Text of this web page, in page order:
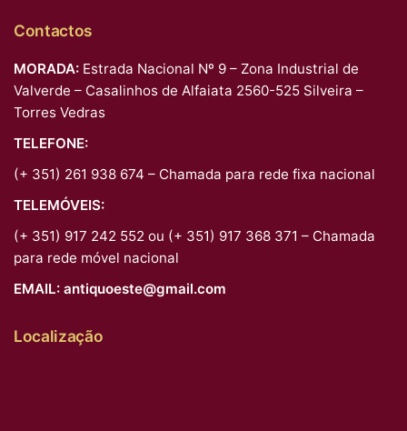
Contactos
MORADA: Estrada Nacional Nº 9 – Zona Industrial de
Valverde – Casalinhos de Alfaiata 2560-525 Silveira –
Torres Vedras
TELEFONE:
(+ 351) 261 938 674 – Chamada para rede fixa nacional
TELEMÓVEIS:
(+ 351) 917 242 552 ou (+ 351) 917 368 371 – Chamada
para rede móvel nacional
EMAIL: antiquoeste@gmail.com
Localização